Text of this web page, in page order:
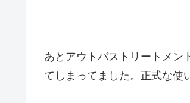
あとアウトバストリートメン
てしまってました。正式な使